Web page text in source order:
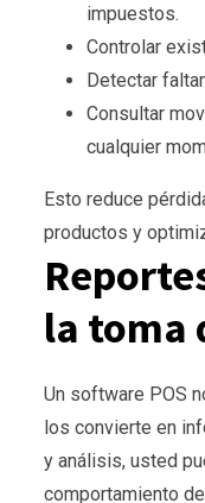
impuestos.
Controlar
Detectar
Consultar
cualquier
Esto reduce
productos y
la toma
Un software POS
los convierte en
y análisis, usted
comportamiento